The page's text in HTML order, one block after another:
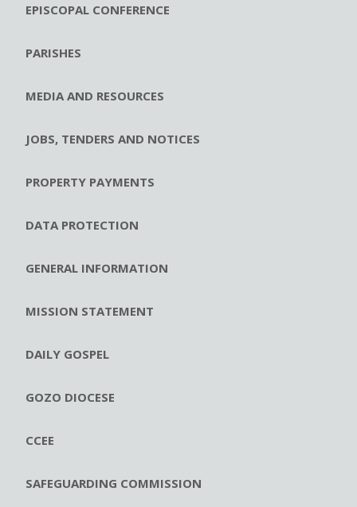
EPISCOPAL CONFERENCE
PARISHES
MEDIA AND RESOURCES
JOBS, TENDERS AND NOTICES
PROPERTY PAYMENTS
DATA PROTECTION
GENERAL INFORMATION
MISSION STATEMENT
DAILY GOSPEL
GOZO DIOCESE
CCEE
SAFEGUARDING COMMISSION